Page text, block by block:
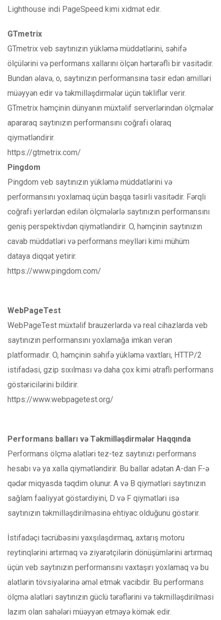
Lighthouse indi PageSpeed ​​kimi xidmət edir.
GTmetrix
GTmetrix veb saytınızın yükləmə müddətlərini, səhifə
ölçülərini və performans xallarını ölçən hərtərəfli bir vasitədir.
Bundan əlavə, o, saytınızın performansına təsir edən amilləri
müəyyən edir və təkmilləşdirmələr üçün təkliflər verir.
GTmetrix həmçinin dünyanın müxtəlif serverlərindən ölçmələr
apararaq saytınızın performansını coğrafi olaraq
qiymətləndirir.
https://gtmetrix.com/
Pingdom
Pingdom veb saytınızın yükləmə müddətlərini və
performansını yoxlamaq üçün başqa təsirli vasitədir. Fərqli
coğrafi yerlərdən edilən ölçmələrlə saytınızın performansını
geniş perspektivdən qiymətləndirir. O, həmçinin saytınızın
cavab müddətləri və performans meylləri kimi mühüm
dataya diqqət yetirir.
https://www.pingdom.com/
WebPageTest
WebPageTest müxtəlif brauzerlərdə və real cihazlarda veb
saytınızın performansını yoxlamağa imkan verən
platformadır. O, həmçinin səhifə yükləmə vaxtları, HTTP/2
istifadəsi, gzip sıxılması və daha çox kimi ətraflı performans
göstəricilərini bildirir.
https://www.webpagetest.org/
Performans balları və Təkmilləşdirmələr Haqqında
Performans ölçmə alətləri tez-tez saytınızı performans
hesabı və ya xalla qiymətləndirir. Bu ballar adətən A-dan F-ə
qədər miqyasda təqdim olunur. A və B qiymətləri saytınızın
sağlam fəaliyyət göstərdiyini, D və F qiymətləri isə
saytınızın təkmilləşdirilməsinə ehtiyac olduğunu göstərir.
İstifadəçi təcrübəsini yaxşılaşdırmaq, axtarış motoru
reytinqlərini artırmaq və ziyarətçilərin dönüşümlərini artırmaq
üçün veb saytınızın performansını vaxtaşırı yoxlamaq və bu
alətlərin tövsiyələrinə əməl etmək vacibdir. Bu performans
ölçmə alətləri saytınızın güclü tərəflərini və təkmilləşdirilməsi
lazım olan sahələri müəyyən etməyə kömək edir.